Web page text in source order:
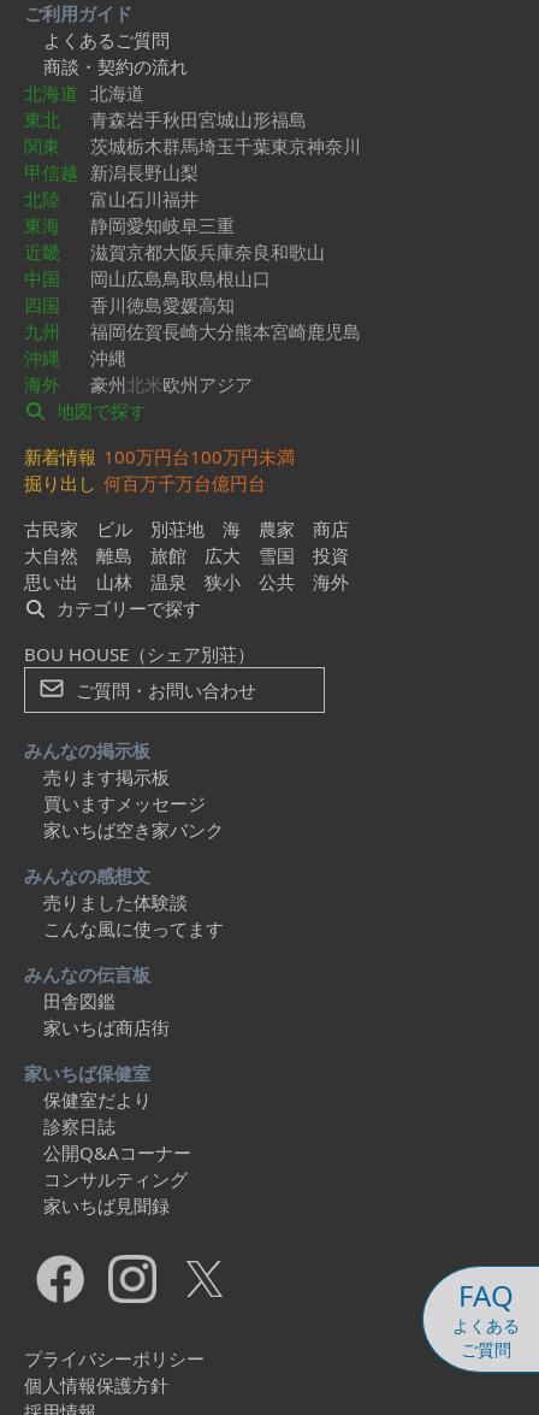
FAQ
よくある
ご質問
ご利用ガイド
よくあるご質問
商談・契約の流れ
北海道 北海道
東北
青森岩手秋田宮城山形福島
関東
茨城栃木群馬埼玉千葉東京神奈川
甲信越 新潟長野山梨
北陸
富山石川福井
東海
静岡愛知岐阜三重
近畿
滋賀京都大阪兵庫奈良和歌山
中国
岡山広島鳥取島根山口
四国
香川徳島愛媛高知
九州
福岡佐賀長崎大分熊本宮崎鹿児島
沖縄
沖縄
海外
豪州北米欧州アジア
地図で探す
新着情報 100万円台100万円未満
掘り出し 何百万千万台億円台
古民家
ビル 別荘地 海 農家
商店
大自然
離島 旅館 広大 雪国
投資
思い出
山林 温泉 狭小 公共
海外
カテゴリーで探す
BOU HOUSE（シェア別荘）
ご質問・お問い合わせ
みんなの掲示板
売ります掲示板
買いますメッセージ
家いちば空き家バンク
みんなの感想文
売りました体験談
こんな風に使ってます
みんなの伝言板
田舎図鑑
家いちば商店街
家いちば保健室
保健室だより
診察日誌
公開Q&Aコーナー
コンサルティング
家いちば見聞録
プライバシーポリシー
個人情報保護方針